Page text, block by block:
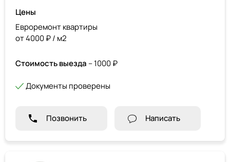
Цены
Евроремонт квартиры
от 4000 ₽ / м2
Стоимость выезда – 1000 ₽
Документы проверены
Позвонить Написать